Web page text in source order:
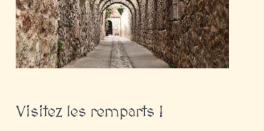
Visitez les remparts !